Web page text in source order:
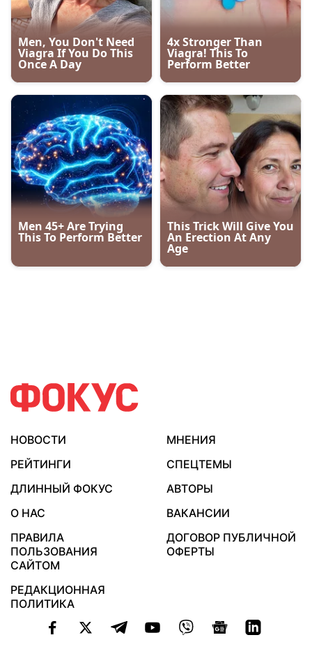
НОВОСТИ
МНЕНИЯ
РЕЙТИНГИ
СПЕЦТЕМЫ
ДЛИННЫЙ ФОКУС
АВТОРЫ
О НАС
ВАКАНСИИ
ПРАВИЛА
ПОЛЬЗОВАНИЯ
САЙТОМ
ДОГОВОР ПУБЛИЧНОЙ
ОФЕРТЫ
РЕДАКЦИОННАЯ
ПОЛИТИКА